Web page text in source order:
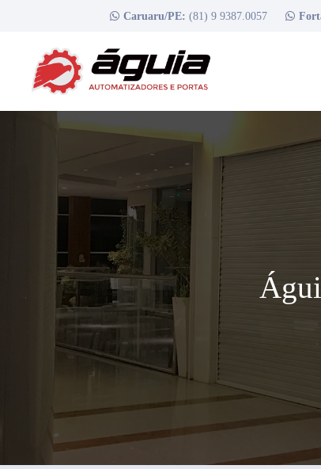
Caruaru/PE: (81) 9 9387.0057